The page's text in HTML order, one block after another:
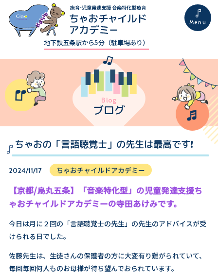
地下鉄五条駅から5分（駐車場あり）
Blog
ブログ
ちゃおの「言語聴覚士」の先生は最高です❗️
2024/11/17 ちゃおチャイルドアカデミー
【京都/烏丸五条】「音楽特化型」の児童発達支援ち
ゃおチャイルドアカデミーの寺田あけみです。
今日は月に２回の「言語聴覚士の先生」の先生のアドバイスが受
けられる日でした。
佐藤先生は、生徒さんの保護者の方に大変有り難がられていて、
毎回毎回何人ものお母様が待ち望んでおられています。